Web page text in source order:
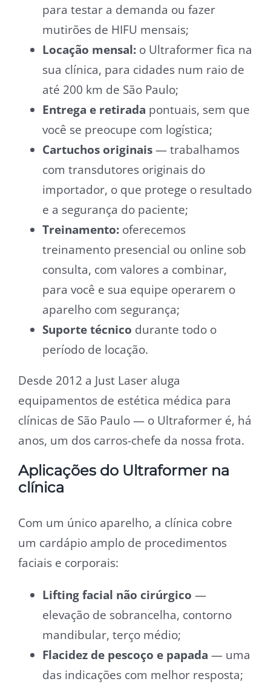
para testar a demanda ou fazer
mutirões de HIFU mensais;
Locação mensal: o Ultraformer fica na
sua clínica, para cidades num raio de
até 200 km de São Paulo;
Entrega e retirada pontuais, sem que
você se preocupe com logística;
Cartuchos originais — trabalhamos
com transdutores originais do
importador, o que protege o resultado
e a segurança do paciente;
Treinamento: oferecemos
treinamento presencial ou online sob
consulta, com valores a combinar,
para você e sua equipe operarem o
aparelho com segurança;
Suporte técnico durante todo o
período de locação.
Desde 2012 a Just Laser aluga
equipamentos de estética médica para
clínicas de São Paulo — o Ultraformer é, há
anos, um dos carros-chefe da nossa frota.
Aplicações do Ultraformer na
clínica
Com um único aparelho, a clínica cobre
um cardápio amplo de procedimentos
faciais e corporais:
Lifting facial não cirúrgico —
elevação de sobrancelha, contorno
mandibular, terço médio;
Flacidez de pescoço e papada — uma
das indicações com melhor resposta;